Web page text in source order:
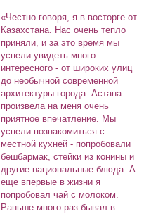
«Честно говоря, я в восторге от
Казахстана. Нас очень тепло
приняли, и за это время мы
успели увидеть много
интересного - от широких улиц
до необычной современной
архитектуры города. Астана
произвела на меня очень
приятное впечатление. Мы
успели познакомиться с
местной кухней - попробовали
бешбармак, стейки из конины и
другие национальные блюда. А
еще впервые в жизни я
попробовал чай с молоком.
Раньше много раз бывал в